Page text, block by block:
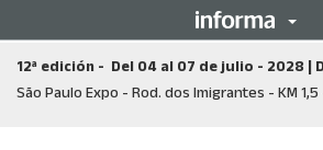
12ª edición - Del 04 al 07 de julio - 2028 |
São Paulo Expo - Rod. dos Imigrantes - KM